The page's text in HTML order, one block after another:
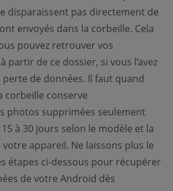
disparaissent pas directement de
envoyés dans la corbeille. Cela
pouvez retrouver vos
partir de ce dossier, si vous l’avez
perte de données. Il faut quand
corbeille conserve
photos supprimées seulement
à 30 jours selon le modèle et la
appareil. Ne laissons plus le
étapes ci-dessous pour récupérer
de votre Android dès